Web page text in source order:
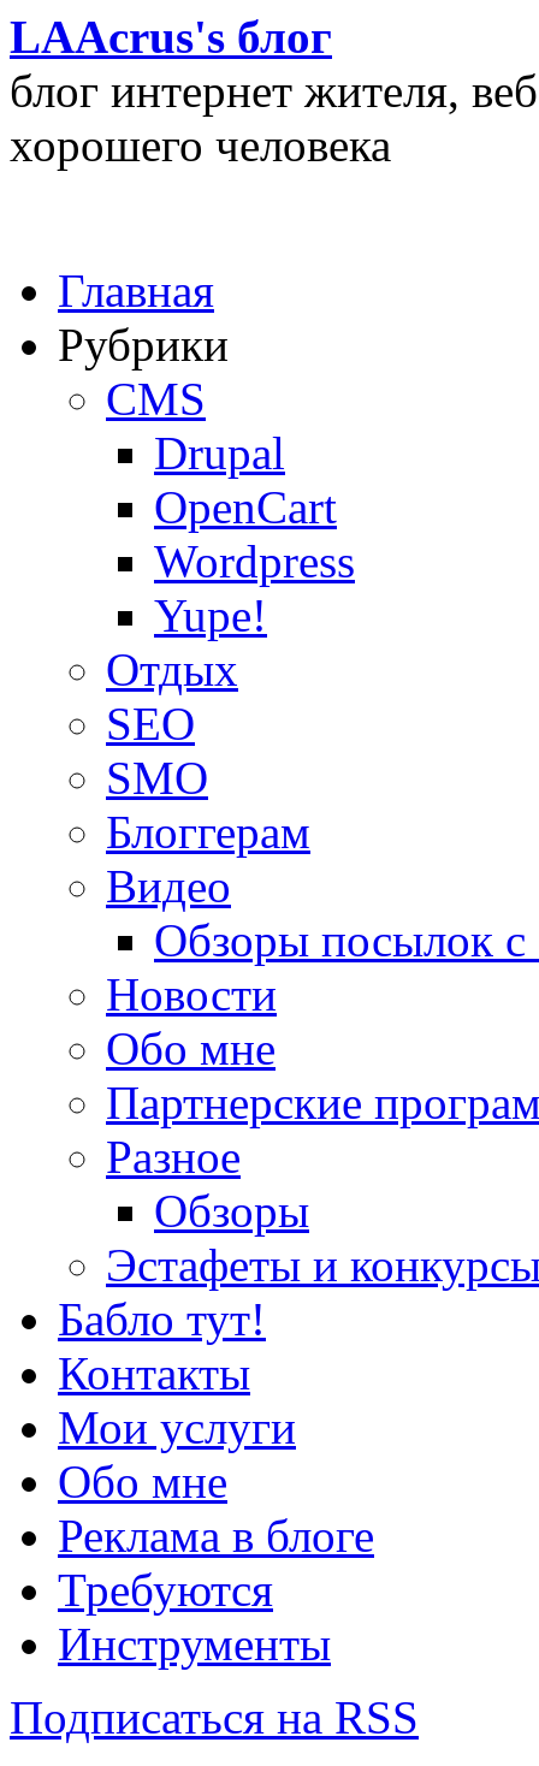
LAAcrus's блог
блог интернет жителя,
хорошего человека
Главная
Рубрики
CMS
Drupal
OpenCart
Wordpress
Yupe!
Oтдых
SEO
SMO
Блоггерам
Видео
Обзоры посылок с
Новости
Обо мне
Партнерские
Разное
Обзоры
Эстафеты и
Бабло тут!
Контакты
Мои услуги
Обо мне
Реклама в блоге
Требуются
Инструменты
Подписаться на RSS